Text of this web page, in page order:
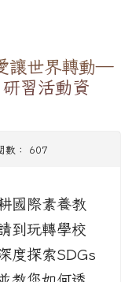
讓世界轉動—
習活動資
數： 607
國際素養教
到玩轉學校
度探索SDGs